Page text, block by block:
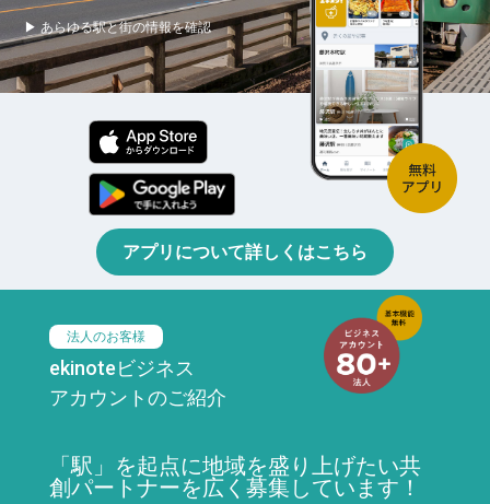
▶ あらゆる駅と街の情報を確認
アプリについて詳しくはこちら
法人のお客様
ekinoteビジネス
アカウントのご紹介
「駅」を起点に地域を盛り上げたい共
創パートナーを広く募集しています！